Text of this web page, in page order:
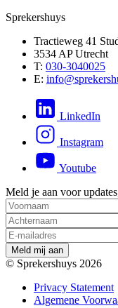
Sprekershuys
Tractieweg 41
3534 AP Utrecht
T: 030-3040025
E:
LinkedIn
Instagram
Youtube
Meld je aan voor
Me d mij aan
© Sprekershuys 2026
Privacy Statement
Algemene